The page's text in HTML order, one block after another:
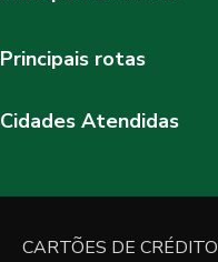
Principais rotas
Cidades Atendidas
CARTÕES DE CRÉDITO